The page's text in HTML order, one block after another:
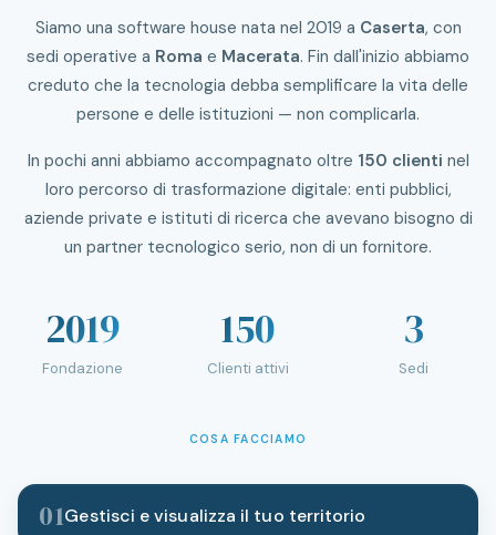
Siamo una software house nata nel 2019 a Caserta, con
sedi operative a Roma e Macerata. Fin dall'inizio abbiamo
creduto che la tecnologia debba semplificare la vita delle
persone e delle istituzioni — non complicarla.
In pochi anni abbiamo accompagnato oltre 150 clienti nel
loro percorso di trasformazione digitale: enti pubblici,
aziende private e istituti di ricerca che avevano bisogno di
un partner tecnologico serio, non di un fornitore.
2019
Fondazione
150
Clienti attivi
3
Sedi
COSA FACCIAMO
01Gestisci e visualizza il tuo territorio